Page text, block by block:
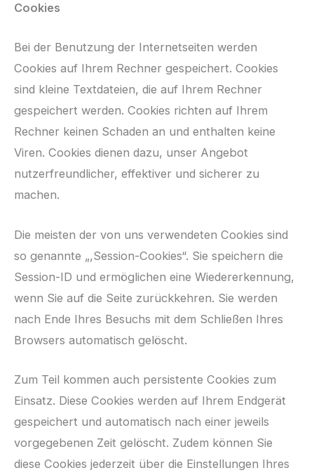
Cookies
Bei der Benutzung der Internetseiten werden
Cookies auf Ihrem Rechner gespeichert. Cookies
sind kleine Textdateien, die auf Ihrem Rechner
gespeichert werden. Cookies richten auf Ihrem
Rechner keinen Schaden an und enthalten keine
Viren. Cookies dienen dazu, unser Angebot
nutzerfreundlicher, effektiver und sicherer zu
machen.
Die meisten der von uns verwendeten Cookies sind
so genannte „,Session-Cookies“. Sie speichern die
Session-ID und ermöglichen eine Wiedererkennung,
wenn Sie auf die Seite zurückkehren. Sie werden
nach Ende Ihres Besuchs mit dem Schließen Ihres
Browsers automatisch gelöscht.
Zum Teil kommen auch persistente Cookies zum
Einsatz. Diese Cookies werden auf Ihrem Endgerät
gespeichert und automatisch nach einer jeweils
vorgegebenen Zeit gelöscht. Zudem können Sie
diese Cookies jederzeit über die Einstellungen Ihres